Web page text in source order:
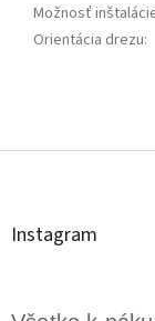
Možnosť
Orientácia drezu:
á
Instagram